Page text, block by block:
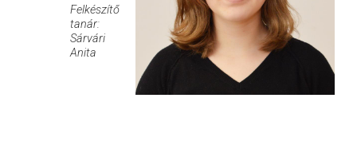
Felkészítő
tanár:
Sárvári
Anita